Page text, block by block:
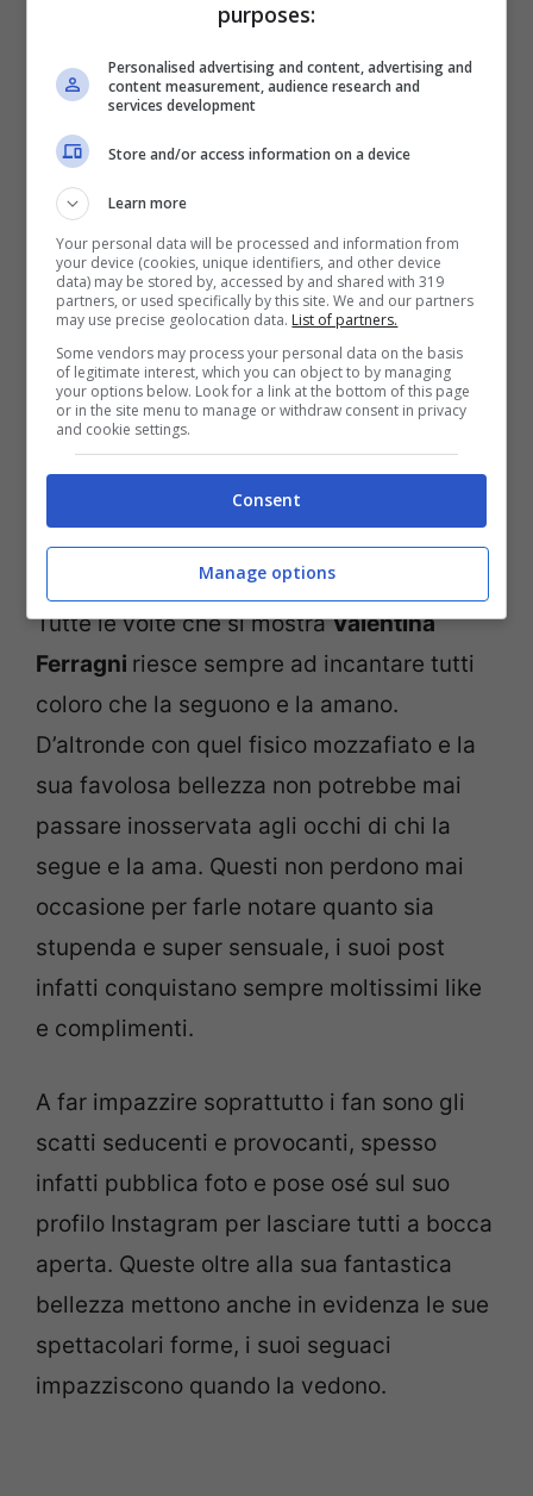
L’influencer Valentina Ferragni (Screenshot da Instagram)
Tutte le volte che si mostraValentina
Ferragni riesce sempre ad incantare tutti
coloro che la seguono e la amano.
D’altronde con quel fisico mozzafiato e la
sua favolosa bellezza non potrebbe mai
passare inosservata agli occhi di chi la
segue e la ama. Questi non perdono mai
occasione per farle notare quanto sia
stupenda e super sensuale, i suoi post
infatti conquistano sempre moltissimi like
e complimenti.
A far impazzire soprattutto i fan sono gli
scatti seducenti e provocanti, spesso
infatti pubblica foto e pose osé sul suo
profilo Instagram per lasciare tutti a bocca
aperta. Queste oltre alla sua fantastica
bellezza mettono anche in evidenza le sue
spettacolari forme, i suoi seguaci
impazziscono quando la vedono.
purposes:
Personalised advertising and content, advertising and
content measurement, audience research and
services development
Store and/or access information on a device
Learn more
Your personal data will be processed and information from
your device (cookies, unique identifiers, and other device
data) may be stored by, accessed by and shared with 319
partners, or used specifically by this site. We and our partners
may use precise geolocation data. List of partners.
Some vendors may process your personal data on the basis
of legitimate interest, which you can object to by managing
your options below. Look for a link at the bottom of this page
or in the site menu to manage or withdraw consent in privacy
and cookie settings.
Consent
Manage options